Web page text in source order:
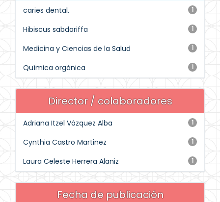
1
caries dental.
1
Hibiscus sabdariffa
1
Medicina y Ciencias de la Salud
1
Química orgánica
Director / colaboradores
1
Adriana Itzel Vázquez Alba
1
Cynthia Castro Martinez
1
Laura Celeste Herrera Alaniz
Fecha de publicación